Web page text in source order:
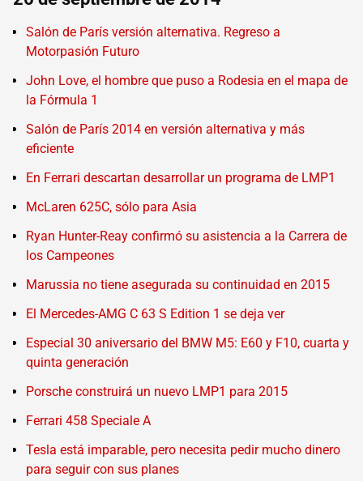
Salón de París versión alternativa. Regreso a
Motorpasión Futuro
John Love, el hombre que puso a Rodesia en el mapa de
la Fórmula 1
Salón de París 2014 en versión alternativa y más
eficiente
En Ferrari descartan desarrollar un programa de LMP1
McLaren 625C, sólo para Asia
Ryan Hunter-Reay confirmó su asistencia a la Carrera de
los Campeones
Marussia no tiene asegurada su continuidad en 2015
El Mercedes-AMG C 63 S Edition 1 se deja ver
Especial 30 aniversario del BMW M5: E60 y F10, cuarta y
quinta generación
Porsche construirá un nuevo LMP1 para 2015
Ferrari 458 Speciale A
Tesla está imparable, pero necesita pedir mucho dinero
para seguir con sus planes